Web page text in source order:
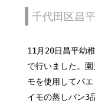
千代田区昌
11月20日昌平幼
で行いました。
モを使用してパ
イモの蒸しパン3